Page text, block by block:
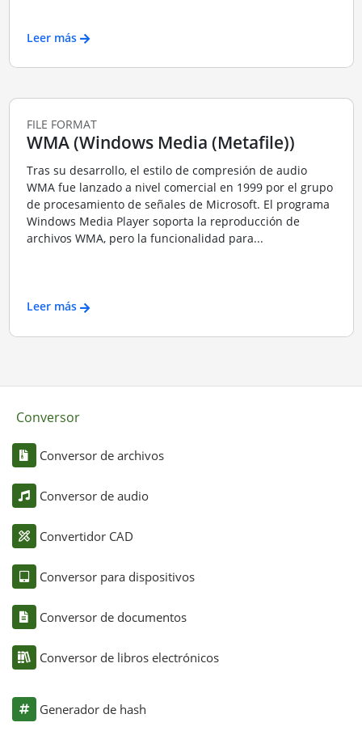
Leer más
FILE FORMAT
WMA (Windows Media (Metafile))
Tras su desarrollo, el estilo de compresión de audio
WMA fue lanzado a nivel comercial en 1999 por el grupo
de procesamiento de señales de Microsoft. El programa
Windows Media Player soporta la reproducción de
archivos WMA, pero la funcionalidad para...
Leer más
Conversor
Conversor de archivos
Conversor de audio
Convertidor CAD
Conversor para dispositivos
Conversor de documentos
Conversor de libros electrónicos
Generador de hash